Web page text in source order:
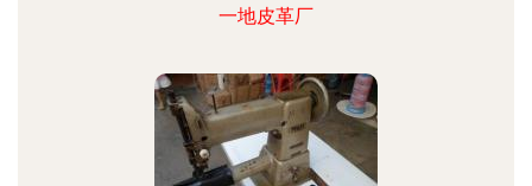
一地皮革厂